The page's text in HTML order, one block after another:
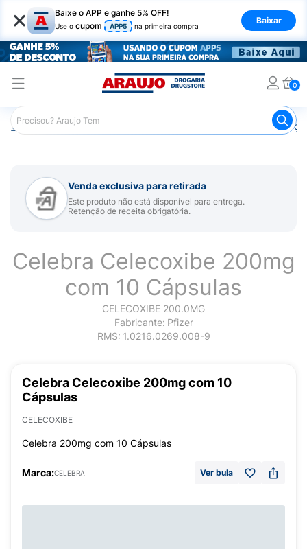
× Baixe o APP e ganhe 5% OFF!
Use o cupom APP5 na primeira compra
Baixar
0
Araujo Medicamentos Remédios para Alergias e
Venda exclusiva para retirada
Este produto não está disponível para entrega.
Retenção de receita obrigatória.
Celebra Celecoxibe 200mg
com 10 Cápsulas
CELECOXIBE 200.0MG
Fabricante: Pfizer
RMS: 1.0216.0269.008-9
Celebra Celecoxibe 200mg com 10
Cápsulas
CELECOXIBE
Celebra 200mg com 10 Cápsulas
Marca:CELEBRA Ver bula